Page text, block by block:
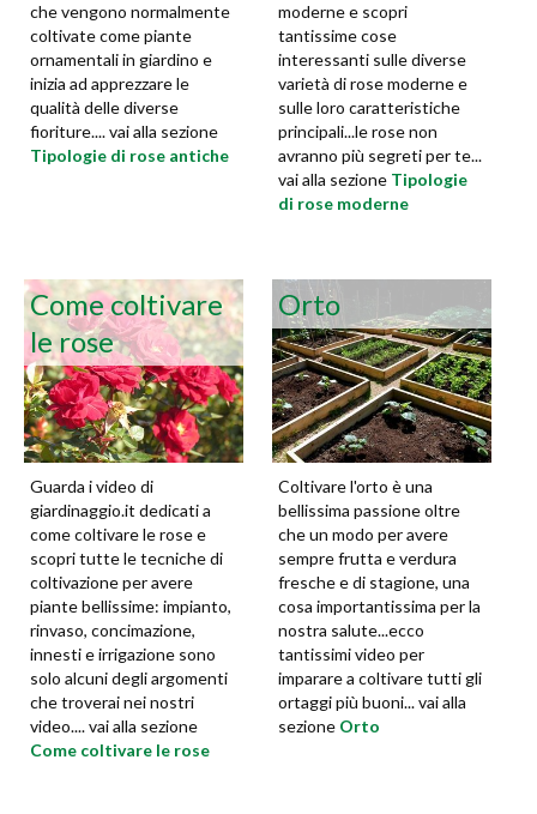
che vengono normalmente
coltivate come piante
ornamentali in giardino e
inizia ad apprezzare le
qualità delle diverse
fioriture.... vai alla sezione
Tipologie di rose antiche
moderne e scopri
tantissime cose
interessanti sulle diverse
varietà di rose moderne e
sulle loro caratteristiche
principali...le rose non
avranno più segreti per te...
vai alla sezione Tipologie
di rose moderne
Come coltivare
le rose
Guarda i video di
giardinaggio.it dedicati a
come coltivare le rose e
scopri tutte le tecniche di
coltivazione per avere
piante bellissime: impianto,
rinvaso, concimazione,
innesti e irrigazione sono
solo alcuni degli argomenti
che troverai nei nostri
video.... vai alla sezione
Come coltivare le rose
Orto
Coltivare l'orto è una
bellissima passione oltre
che un modo per avere
sempre frutta e verdura
fresche e di stagione, una
cosa importantissima per la
nostra salute...ecco
tantissimi video per
imparare a coltivare tutti gli
ortaggi più buoni... vai alla
sezione Orto